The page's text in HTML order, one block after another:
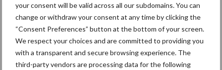
your consent will be valid across all our subdomains. You can
change or withdraw your consent at any time by clicking the
“Consent Preferences” button at the bottom of your screen.
We respect your choices and are committed to providing you
with a transparent and secure browsing experience. The
third-party vendors are processing data for the following
vastleggen van een eerlijke prijs voor de aangeboden producten
is moeilijk, want wat is een eerlijke prijs?”, klinkt het bij de
indieners van het voorstel. “En wil de consument die eerlijke prijs
wel betalen? De korte ketenondernemer is een prijszetter, maar